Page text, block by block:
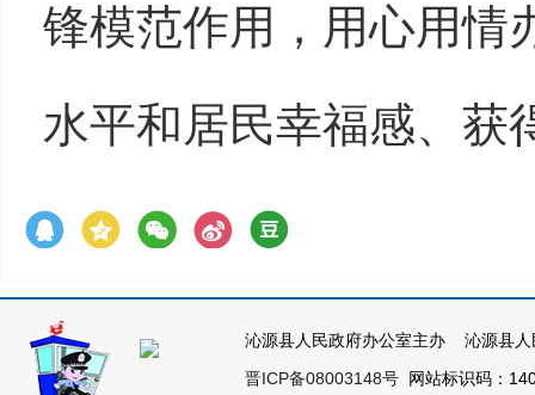
锋模范作用，用心用情
水平和居民幸福感、获
沁源县人民政府办公室主办 沁源县
晋ICP备08003148号 网站标识码：